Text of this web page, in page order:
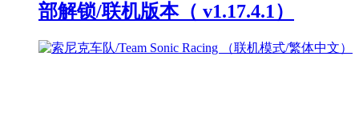
部解锁/联机版本（ v1.17.4.1）